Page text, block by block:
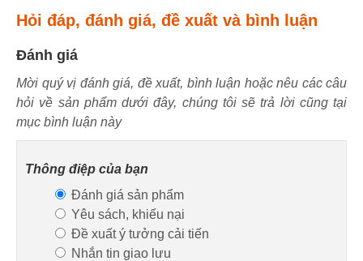
Hỏi đáp, đánh giá, đề xuất và bình luận
Đánh giá
Mời quý vị đánh giá, đề xuất, bình luận hoặc nêu các câu
hỏi về sản phẩm dưới đây, chúng tôi sẽ trả lời cũng tại
mục bình luận này
Thông điệp của bạn
Đánh giá sản phẩm
Yêu sách, khiếu nại
Đề xuất ý tưởng cải tiến
Nhắn tin giao lưu